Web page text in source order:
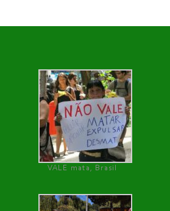
VALE mata, Brasil